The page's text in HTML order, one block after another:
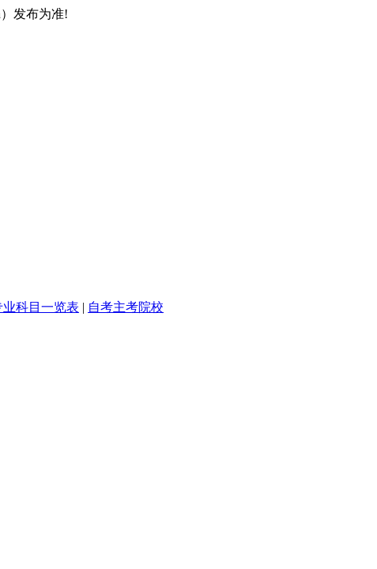
发布为准!
业科目一览表 | 自考主考院校